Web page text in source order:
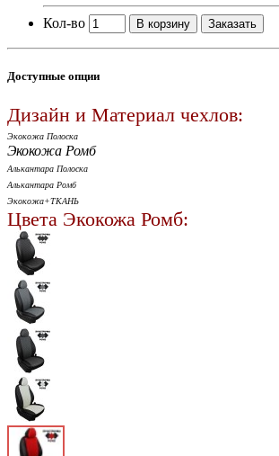
Кол-во В корзину Заказать
Доступные опции
Дизайн и Материал чехлов:
Экокожа Полоска
Экокожа Ромб
Алькантара Полоска
Алькантара Ромб
Экокожа+ТКАНЬ
Цвета Экокожа Ромб: